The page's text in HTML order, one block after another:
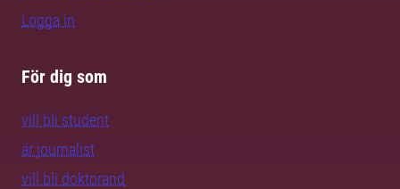
Logga in
För dig som
vill bli student
är journalist
vill bli doktorand